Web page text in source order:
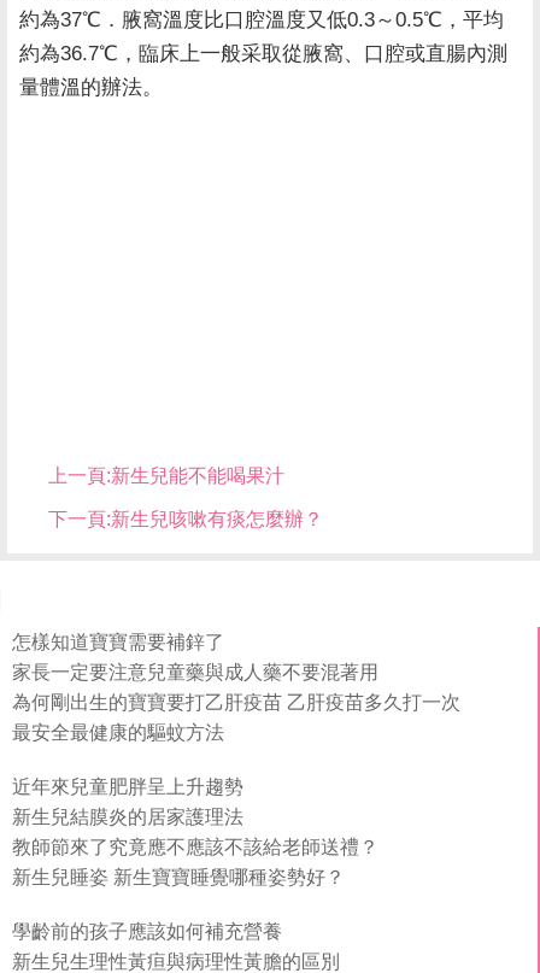
約為37℃．腋窩溫度比口腔溫度又低0.3～0.5℃，平均
約為36.7℃，臨床上一般采取從腋窩、口腔或直腸內測
量體溫的辦法。
上一頁:新生兒能不能喝果汁
下一頁:新生兒咳嗽有痰怎麼辦？
怎樣知道寶寶需要補鋅了
家長一定要注意兒童藥與成人藥不要混著用
為何剛出生的寶寶要打乙肝疫苗 乙肝疫苗多久打一次
最安全最健康的驅蚊方法
近年來兒童肥胖呈上升趨勢
新生兒結膜炎的居家護理法
教師節來了究竟應不應該不該給老師送禮？
新生兒睡姿 新生寶寶睡覺哪種姿勢好？
學齡前的孩子應該如何補充營養
新生兒生理性黃疸與病理性黃膽的區別